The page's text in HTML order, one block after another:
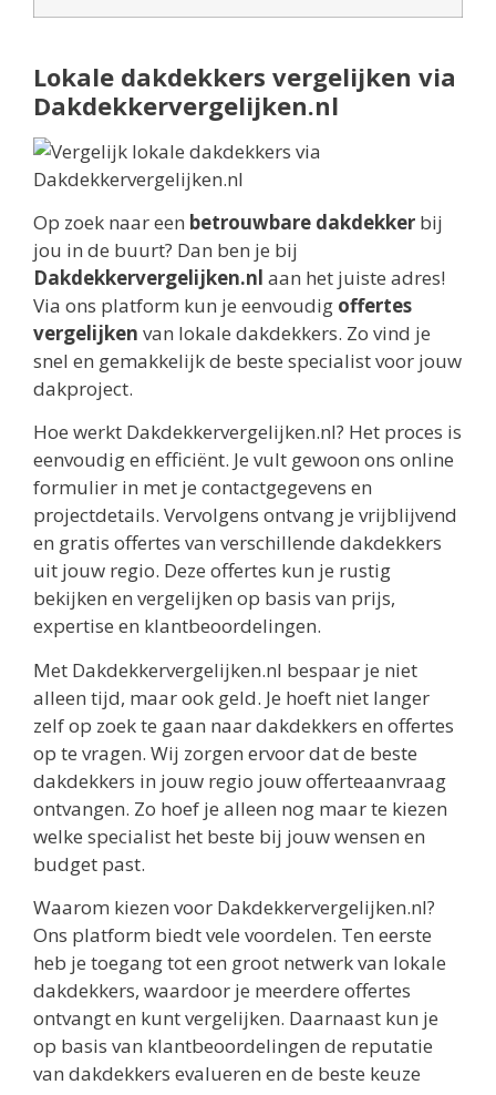
Lokale dakdekkers vergelijken via
Dakdekkervergelijken.nl
Op zoek naar een betrouwbare dakdekker bij
jou in de buurt? Dan ben je bij
Dakdekkervergelijken.nl aan het juiste adres!
Via ons platform kun je eenvoudig offertes
vergelijken van lokale dakdekkers. Zo vind je
snel en gemakkelijk de beste specialist voor jouw
dakproject.
Hoe werkt Dakdekkervergelijken.nl? Het proces is
eenvoudig en efficiënt. Je vult gewoon ons online
formulier in met je contactgegevens en
projectdetails. Vervolgens ontvang je vrijblijvend
en gratis offertes van verschillende dakdekkers
uit jouw regio. Deze offertes kun je rustig
bekijken en vergelijken op basis van prijs,
expertise en klantbeoordelingen.
Met Dakdekkervergelijken.nl bespaar je niet
alleen tijd, maar ook geld. Je hoeft niet langer
zelf op zoek te gaan naar dakdekkers en offertes
op te vragen. Wij zorgen ervoor dat de beste
dakdekkers in jouw regio jouw offerteaanvraag
ontvangen. Zo hoef je alleen nog maar te kiezen
welke specialist het beste bij jouw wensen en
budget past.
Waarom kiezen voor Dakdekkervergelijken.nl?
Ons platform biedt vele voordelen. Ten eerste
heb je toegang tot een groot netwerk van lokale
dakdekkers, waardoor je meerdere offertes
ontvangt en kunt vergelijken. Daarnaast kun je
op basis van klantbeoordelingen de reputatie
van dakdekkers evalueren en de beste keuze